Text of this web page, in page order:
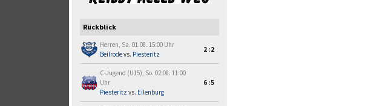
Rückblick
Herren, Sa. 01.08. 15:00 Uhr
Beilrodevs. Piesteritz
2:2
C-Jugend (U15), So. 02.08. 11:00
Uhr
Piesteritz vs. Eilenburg
6:5